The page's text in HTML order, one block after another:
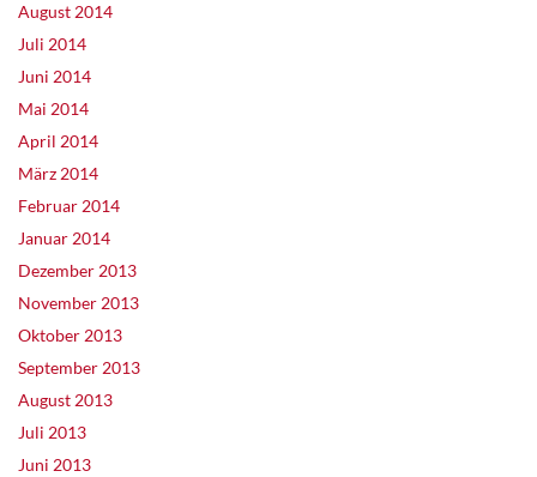
August 2014
Juli 2014
Juni 2014
Mai 2014
April 2014
März 2014
Februar 2014
Januar 2014
Dezember 2013
November 2013
Oktober 2013
September 2013
August 2013
Juli 2013
Juni 2013